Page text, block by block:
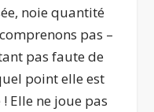
noie quantité
pas –
pas faute de
point elle est
Elle ne joue pas